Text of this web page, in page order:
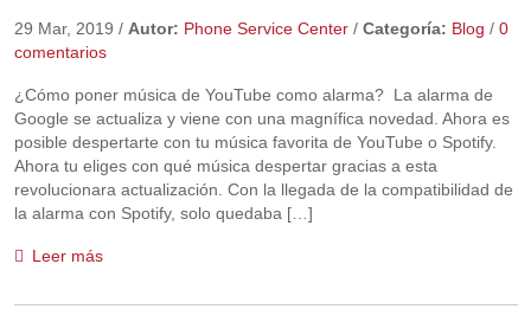
29 Mar, 2019 / Autor: Phone Service Center/ Categoría: Blog / 0
comentarios
¿Cómo poner música de YouTube como alarma? La alarma de
Google se actualiza y viene con una magnífica novedad. Ahora es
posible despertarte con tu música favorita de YouTube o Spotify.
Ahora tu eliges con qué música despertar gracias a esta
revolucionara actualización. Con la llegada de la compatibilidad de
la alarma con Spotify, solo quedaba […]
Leer más